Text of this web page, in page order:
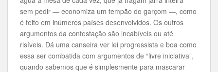
sem pedir — economiza um tempão do garçom —, como
é feito em inúmeros países desenvolvidos. Os outros
argumentos da contestação são incabíveis ou até
risíveis. Dá uma canseira ver lei progressista e boa como
essa ser combatida com argumentos de “livre iniciativa”,
quando sabemos que é simplesmente para mascarar